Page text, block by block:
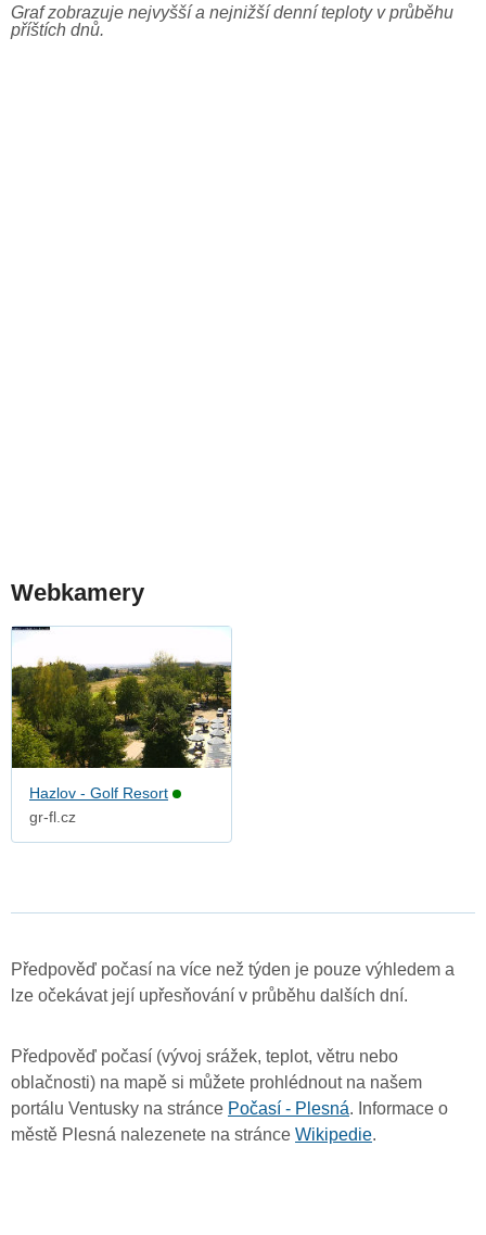
Graf zobrazuje nejvyšší a nejnižší denní teploty v průběhu
příštích dnů.
Webkamery
Hazlov - Golf Resort
gr-fl.cz
Předpověď počasí na více než týden je pouze výhledem a
lze očekávat její upřesňování v průběhu dalších dní.
Předpověď počasí (vývoj srážek, teplot, větru nebo
oblačnosti) na mapě si můžete prohlédnout na našem
portálu Ventusky na stránce Počasí - Plesná. Informace o
městě Plesná nalezenete na stránce Wikipedie.